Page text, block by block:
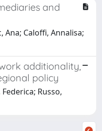
and
Ana; Caloffi, Annalisa;
additionality,
policy
Russo,